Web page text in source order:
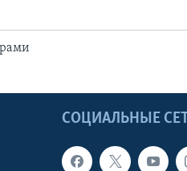
СОЦИАЛЬНЫЕ